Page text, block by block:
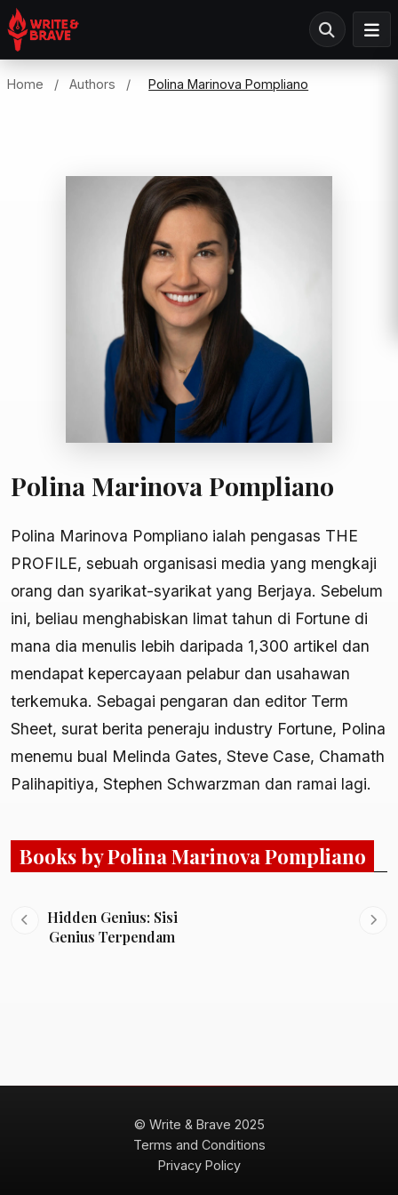
Home / Authors / Polina Marinova Pompliano
Polina Marinova Pompliano
Polina Marinova Pompliano ialah pengasas THE
PROFILE, sebuah organisasi media yang mengkaji
orang dan syarikat-syarikat yang Berjaya. Sebelum
ini, beliau menghabiskan limat tahun di Fortune di
mana dia menulis lebih daripada 1,300 artikel dan
mendapat kepercayaan pelabur dan usahawan
terkemuka. Sebagai pengaran dan editor Term
Sheet, surat berita peneraju industry Fortune, Polina
menemu bual Melinda Gates, Steve Case, Chamath
Palihapitiya, Stephen Schwarzman dan ramai lagi.
Books by Polina Marinova Pompliano
Hidden Genius: Sisi
Genius Terpendam
© Write & Brave 2025
Terms and Conditions
Privacy Policy